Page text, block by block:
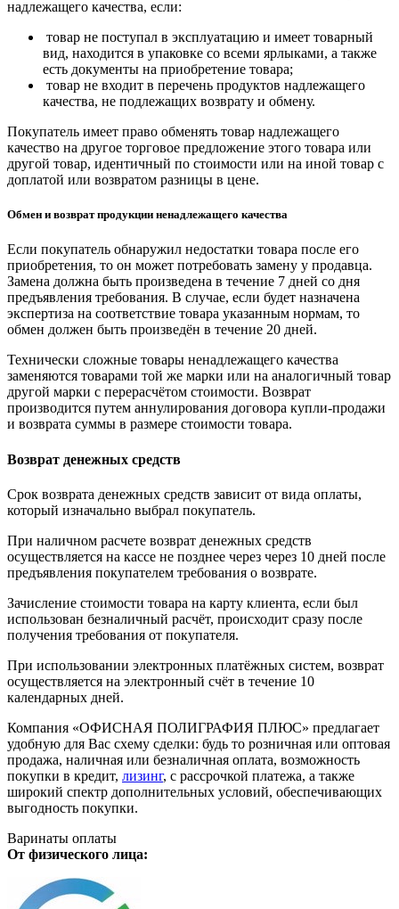
надлежащего качества, если:
товар не поступал в эксплуатацию и имеет товарный
вид, находится в упаковке со всеми ярлыками, а также
есть документы на приобретение товара;
товар не входит в перечень продуктов надлежащего
качества, не подлежащих возврату и обмену.
Покупатель имеет право обменять товар надлежащего
качество на другое торговое предложение этого товара или
другой товар, идентичный по стоимости или на иной товар с
доплатой или возвратом разницы в цене.
Обмен и возврат продукции ненадлежащего качества
Если покупатель обнаружил недостатки товара после его
приобретения, то он может потребовать замену у продавца.
Замена должна быть произведена в течение 7 дней со дня
предъявления требования. В случае, если будет назначена
экспертиза на соответствие товара указанным нормам, то
обмен должен быть произведён в течение 20 дней.
Технически сложные товары ненадлежащего качества
заменяются товарами той же марки или на аналогичный товар
другой марки с перерасчётом стоимости. Возврат
производится путем аннулирования договора купли-продажи
и возврата суммы в размере стоимости товара.
Возврат денежных средств
Срок возврата денежных средств зависит от вида оплаты,
который изначально выбрал покупатель.
При наличном расчете возврат денежных средств
осуществляется на кассе не позднее через через 10 дней после
предъявления покупателем требования о возврате.
Зачисление стоимости товара на карту клиента, если был
использован безналичный расчёт, происходит сразу после
получения требования от покупателя.
При использовании электронных платёжных систем, возврат
осуществляется на электронный счёт в течение 10
календарных дней.
Компания «ОФИСНАЯ ПОЛИГРАФИЯ ПЛЮС» предлагает
удобную для Вас схему сделки: будь то розничная или оптовая
продажа, наличная или безналичная оплата, возможность
покупки в кредит, лизинг, с рассрочкой платежа, а также
широкий спектр дополнительных условий, обеспечивающих
выгодность покупки.
Варинаты оплаты
От физического лица: